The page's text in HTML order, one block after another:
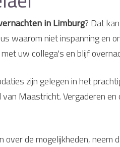
in Limburg? Dat
waarom niet inspanning en
uw collega's en blijf
zijn gelegen in het
Maastricht. Vergaderen
over de mogelijkheden,